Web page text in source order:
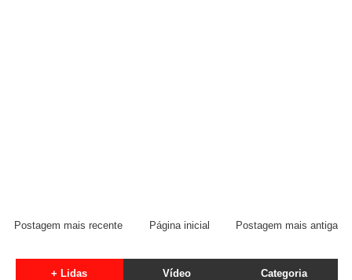
Postagem mais recente Postagem mais antiga
Página inicial
+ Lidas Vídeo Categoria